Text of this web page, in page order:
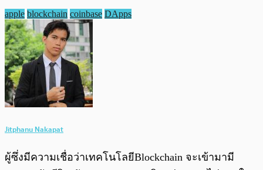
apple blockchain coinbase DApps
Jitphanu Nakapat
ผู้ซึ่งมีความเชื่อว่าเทคโนโลยีBlockchain จะเข้ามามี